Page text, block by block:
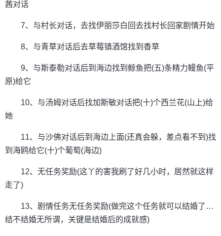
茜对话
7、与村长对话，去找伊丽莎白回去找村长回家剧情开始
8、与青草对话后去草莓镇酒馆找到香草
9、与斯泰勒对话后到海边找到鲸鱼把(五)条精力鳗鱼(平
原)给它
10、与汤姆对话后找加斯敏对话把(十)个西兰花(山上)给
她
11、与沙佛对话后到海边上面(还真会躲，差点看不到)找
到海鸥给它(十)个葡萄(海边)
12、无任务奖励(这丫的害我刷了好几小时，居然就这样
走了)
13、剧情任务无任务奖励(做完这个任务就可以结婚了…
结不结婚无所谓，关键是结婚后的成就感)